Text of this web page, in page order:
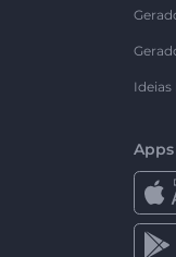
Ideias